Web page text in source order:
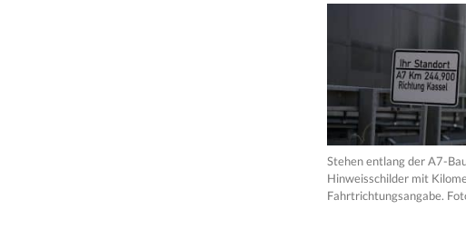
Stehen entlang der A7-
Hinweisschilder mit
Fahrtrichtungsangabe.